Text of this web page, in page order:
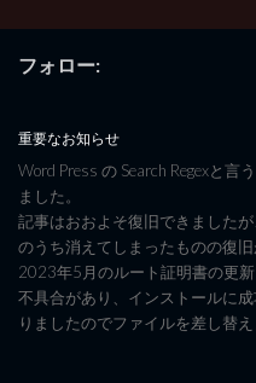
フォロー:
重要なお知らせ
Word Press の Search Regexと言
ました。
記事はおおよそ復旧できましたが
のうち消えてしまったものの復
2023年5月のルート証明書の更
不具合があり、インストールに
りましたのでファイルを差し替え